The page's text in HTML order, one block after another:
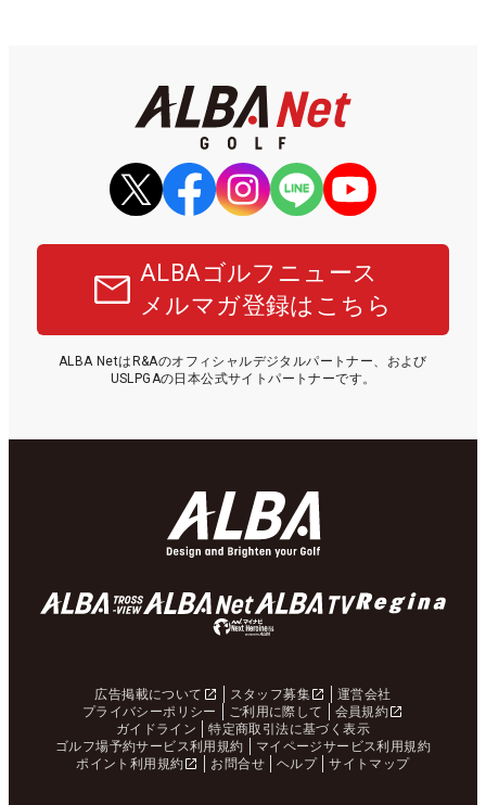
ALBAゴルフニュース
メルマガ登録はこちら
ALBA NetはR&Aのオフィシャルデジタルパートナー、および
USLPGAの日本公式サイトパートナーです。
広告掲載について スタッフ募集
運営会社
プライバシーポリシー
ご利用に際して
会員規約
ガイドライン
特定商取引法に基づく表示
ゴルフ場予約サービス利用規約
マイページサービス利用規約
ポイント利用規約
お問合せ ヘルプ サイトマップ